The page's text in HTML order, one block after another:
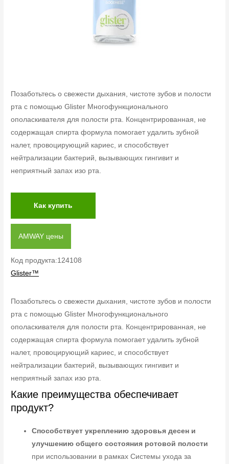
Позаботьтесь о свежести дыхания, чистоте зубов и полости
рта с помощью Glister Многофункционального
ополаскивателя для полости рта. Концентрированная, не
содержащая спирта формула помогает удалить зубной
налет, провоцирующий кариес, и способствует
нейтрализации бактерий, вызывающих гингивит и
неприятный запах изо рта.
Как купить
AMWAY цены
Код продукта:124108
Glister™
Позаботьтесь о свежести дыхания, чистоте зубов и полости
рта с помощью Glister Многофункционального
ополаскивателя для полости рта. Концентрированная, не
содержащая спирта формула помогает удалить зубной
налет, провоцирующий кариес, и способствует
нейтрализации бактерий, вызывающих гингивит и
неприятный запах изо рта.
Какие преимущества обеспечивает
продукт?
Способствует укреплению здоровья десен и
улучшению общего состояния ротовой полости
при использовании в рамках Системы ухода за